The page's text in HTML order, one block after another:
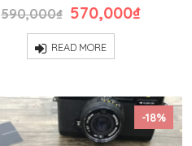
590,000₫ Original
price
was:
590,000₫.
570,000₫Current
READ MORE
-18%